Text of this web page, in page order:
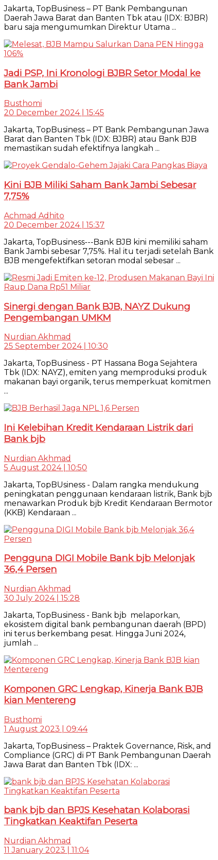
Jakarta, TopBusiness – PT Bank Pembangunan
Daerah Jawa Barat dan Banten Tbk atau (IDX: BJBR)
baru saja mengumumkan Direktur Utama ...
Jadi PSP, Ini Kronologi BJBR Setor Modal ke
Bank Jambi
Busthomi
20 December 2024 | 15:45
Jakarta, TopBusiness – PT Bank Pembangunan Jawa
Barat dan Banten Tbk (IDX: BJBR) atau Bank BJB
memastikan sudah efektifnya langkah ...
Kini BJB Miliki Saham Bank Jambi Sebesar
7,75%
Achmad Adhito
20 December 2024 | 15:37
Jakarta, TopBusiness---Bank BJB kini memiliki saham
Bank Jambi sebesar 7,75%. Hal itu terjadi setelah Bank
BJB mengefektifkan setoran modal sebesar ...
Sinergi dengan Bank BJB, NAYZ Dukung
Pengembangan UMKM
Nurdian Akhmad
25 September 2024 | 10:30
Jakarta, TopBusiness - PT Hassana Boga Sejahtera
Tbk (IDX: NAYZ), emiten yang memproduksi produk
makanan bayi organik, terus memperkuat komitmen
...
Ini Kelebihan Kredit Kendaraan Listrik dari
Bank bjb
Nurdian Akhmad
5 August 2024 | 10:50
Jakarta, TopBUsiness - Dalam rangka mendukung
peningkatan penggunaan kendaraan listrik, Bank bjb
menawarkan Produk bjb Kredit Kendaraan Bermotor
(KKB) Kendaraan ...
Pengguna DIGI Mobile Bank bjb Melonjak
36,4 Persen
Nurdian Akhmad
30 July 2024 | 15:28
Jakarta, TopBusiness - Bank bjb melaporkan,
ekosistem digital bank pembangunan daerah (BPD)
ini terus berkembang pesat. Hingga Juni 2024,
jumlah ...
Komponen GRC Lengkap, Kinerja Bank BJB
kian Mentereng
Busthomi
1 August 2023 | 09:44
Jakarta, TopBusiness – Praktek Governance, Risk, and
Compliance (GRC) di PT Bank Pembangunan Daerah
Jawa Barat dan Banten Tbk (IDX: ...
bank bjb dan BPJS Kesehatan Kolaborasi
Tingkatkan Keaktifan Peserta
Nurdian Akhmad
11 January 2023 | 11:04